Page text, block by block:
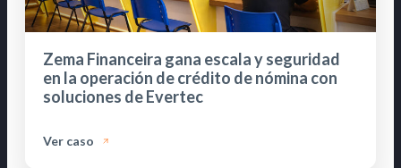
Zema Financeira gana escala y seguridad
en la operación de crédito de nómina con
soluciones de Evertec
Ver caso